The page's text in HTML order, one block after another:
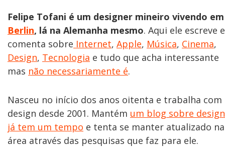
Felipe Tofani é um designer mineiro vivendo em
Berlin, lá na Alemanha mesmo. Aqui ele escreve e
comenta sobre Internet, Apple, Música, Cinema,
Design, Tecnologia e tudo que acha interessante
mas não necessariamente é.
Nasceu no início dos anos oitenta e trabalha com
design desde 2001. Mantém um blog sobre design
já tem um tempo e tenta se manter atualizado na
área através das pesquisas que faz para ele.